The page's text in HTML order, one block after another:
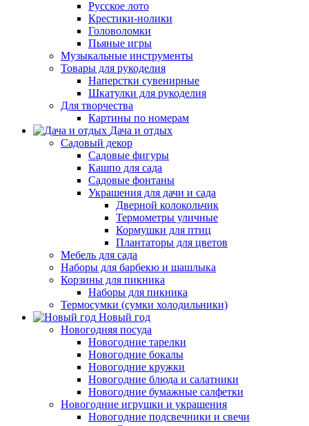
Русское лото
Крестики-нолики
Головоломки
Пьяные игры
Музыкальные инструменты
Товары для рукоделия
Наперстки сувенирные
Шкатулки для рукоделия
Для творчества
Картины по номерам
Дача и отдых
Садовый декор
Садовые фигуры
Кашпо для сада
Садовые фонтаны
Украшения для дачи и сада
Дверной колокольчик
Термометры уличные
Кормушки для птиц
Плантаторы для цветов
Мебель для сада
Наборы для барбекю и шашлыка
Корзины для пикника
Наборы для пикника
Термосумки (сумки холодильники)
Новый год
Новогодняя посуда
Новогодние тарелки
Новогодние бокалы
Новогодние кружки
Новогодние блюда и салатники
Новогодние бумажные салфетки
Новогодние игрушки и украшения
Новогодние подсвечники и свечи